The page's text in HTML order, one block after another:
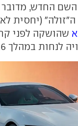
השם החדש,
ה"זולה" (יחסית
שהושקה לפני
במהלך 2026.